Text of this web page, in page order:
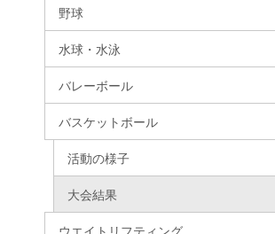
野球
水球・水泳
バレーボール
バスケットボール
活動の様子
大会結果